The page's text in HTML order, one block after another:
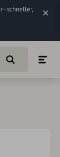
- schneller,